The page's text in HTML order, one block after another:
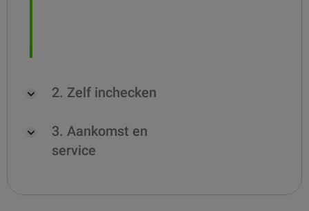
2. Zelf inchecken
3. Aankomst en
service
klanten gestuurd wanneer het